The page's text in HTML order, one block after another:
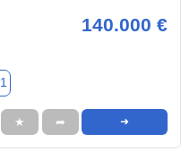
140.000 €
★ ➦ ➜